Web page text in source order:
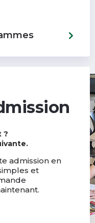
?
admission en
et